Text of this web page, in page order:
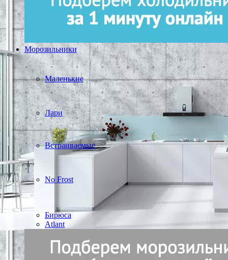
Морозильники
Маленькие
Лари
Встраиваемые
No Frost
Бирюса
Atlant